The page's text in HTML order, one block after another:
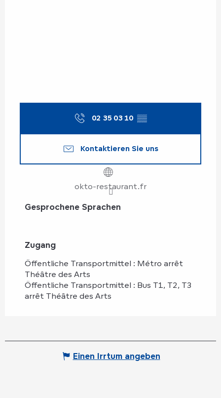
02 35 03 10 ▒▒
Kontaktieren Sie uns
okto-restaurant.fr
Gesprochene Sprachen
Gesprochene Sprachen
Zugang
Zugang
Öffentliche Transportmittel : Métro arrêt
Théâtre des Arts
Öffentliche Transportmittel : Bus T1, T2, T3
arrêt Théâtre des Arts
Einen Irrtum angeben